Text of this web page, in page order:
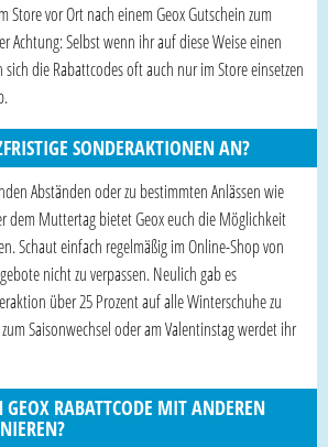
vor Ort nach einem Geox Gutschein zum
Achtung: Selbst wenn ihr auf diese Weise einen
die Rabattcodes oft auch nur im Store einsetzen
SONDERAKTIONEN AN?
Abständen oder zu bestimmten Anlässen wie
dem Muttertag bietet Geox euch die Möglichkeit
Schaut einfach regelmäßig im Online-Shop von
nicht zu verpassen. Neulich gab es
über 25 Prozent auf alle Winterschuhe zu
Saisonwechsel oder am Valentinstag werdet ihr
RABATTCODE MIT ANDEREN